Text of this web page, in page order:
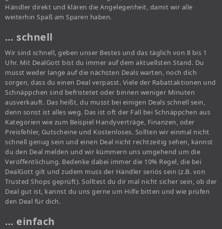
Händler direkt und klären die Angelegenheit, damit wir alle
weiterhin Spaß am Sparen haben.
… schnell
Wir sind schnell, geben unser Bestes und das täglich von 8 bis 1
Uhr. Mit DealGott bist du immer auf dem aktuellsten Stand. Du
musst weder lange auf die nächsten Deals warten, noch dich
sorgen, dass du einen Deal verpasst. Viele der Rabattaktionen und
Schnäppchen sind befristetet oder binnen weniger Minuten
ausverkauft. Das heißt, du musst bei einigen Deals schnell sein,
denn sonst ist alles weg. Das ist oft der Fall bei Schnäppchen aus
Kategorien wie zum Beispiel Handyverträge, Finanzen, oder
Preisfehler, Gutscheine und Kostenloses. Sollten wir einmal nicht
schnell genug sein und einen Deal nicht rechtzeitig sehen, kannst
du den Deal melden und wir kümmern uns umgehend um die
Veröffentlichung. Bedenke dabei immer die 10% Regel, die bei
DealGott gilt und zudem muss der Händler seriös sein (z.B. von
Trusted Shops geprüft). Solltest du dir mal nicht sicher sein, ob der
Deal gut ist, kannst du uns gerne um Hilfe bitten und wie prüfen
den Deal für dich.
… einfach